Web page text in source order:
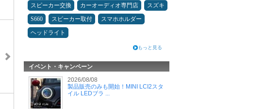
スピーカー交換
カーオーディオ専門店
スズキ
S660
スピーカー取付
スマホホルダー
ヘッドライト
もっと見る
イベント・キャンペーン
2026/08/08
製品販売のみも開始！MINI LCI2スタ
イル LEDブラ ...